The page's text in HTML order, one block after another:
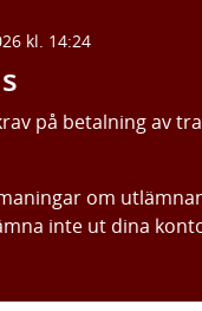
kl. 14:24
på betalning av
om
inte ut dina